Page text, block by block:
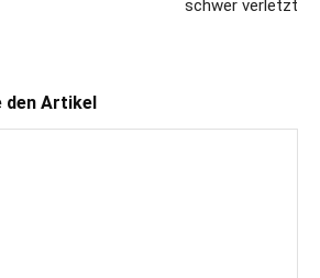
schwer verletzt
den Artikel